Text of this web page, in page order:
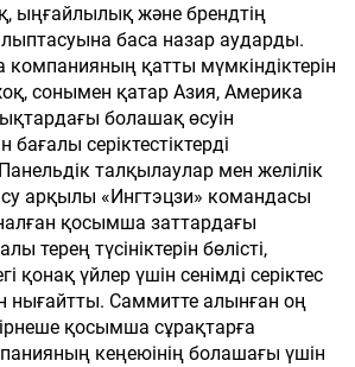
ыңғайлылық және брендтің
баса назар аударды.
компанияның қатты мүмкіндіктерін
сонымен қатар Азия, Америка
болашақ өсуін
бағалы серіктестіктерді
талқылаулар мен желілік
арқылы «Ингтэцзи» командасы
қосымша заттардағы
терең түсініктерін бөлісті,
қонақ үйлер үшін сенімді серіктес
нығайтты. Саммитте алынған оң
қосымша сұрақтарға
кеңеюінің болашағы үшін